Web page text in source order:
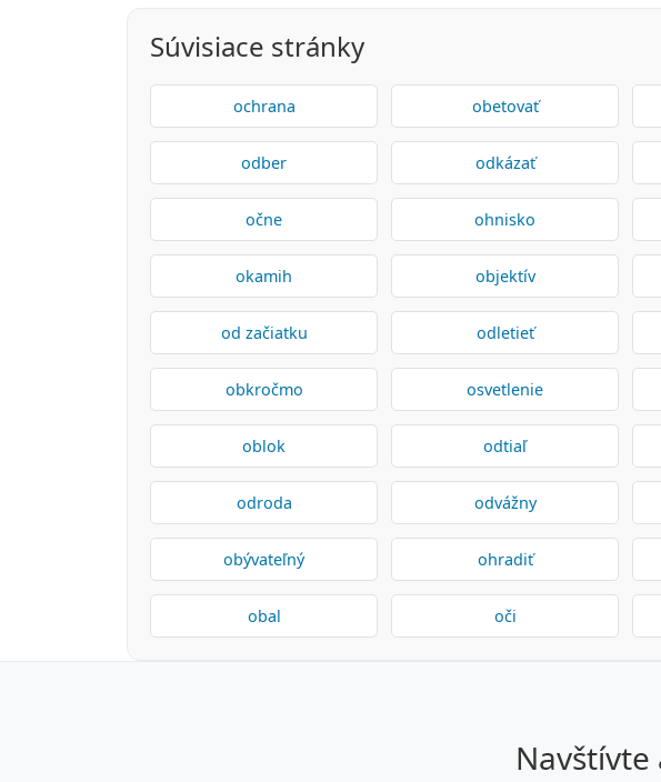
Súvisiace stránky
ochrana obetovať
odber odkázať
očne ohnisko
okamih objektív
od začiatku odletieť
obkročmo osvetlenie
oblok odtiaľ
odroda odvážny
obývateľný ohradiť
obal oči